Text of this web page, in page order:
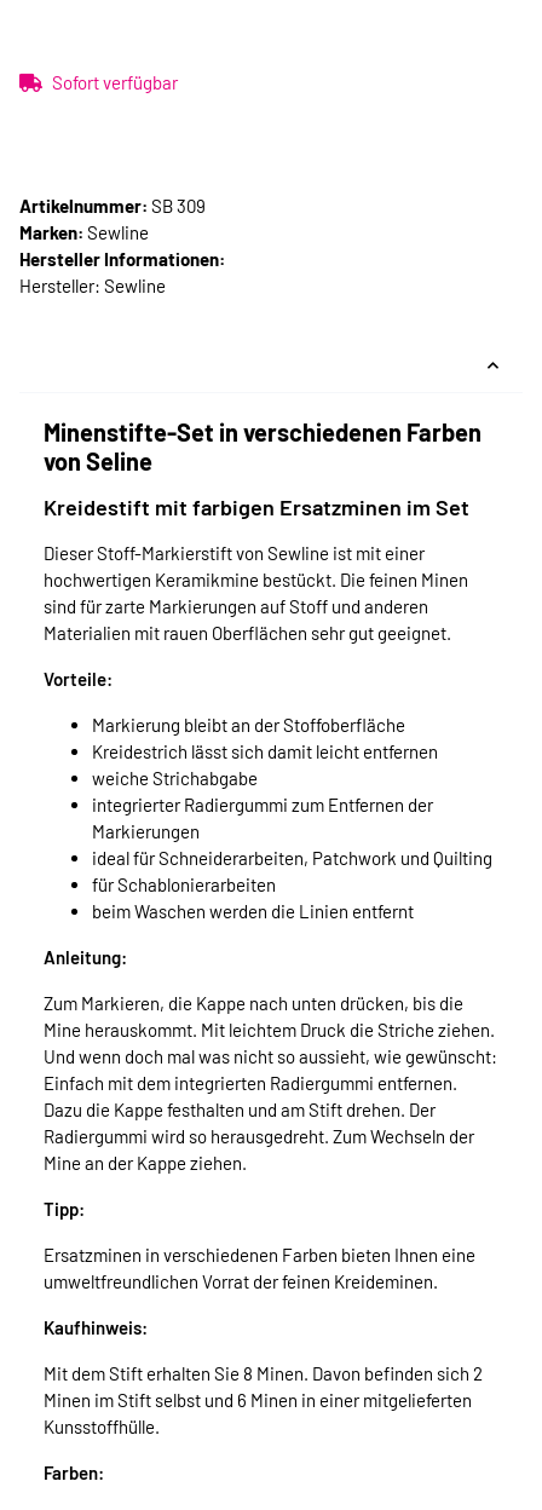
Sofort verfügbar
Artikelnummer: SB 309
Marken: Sewline
Hersteller Informationen:
Hersteller: Sewline
Minenstifte-Set in verschiedenen Farben
von Seline
Kreidestift mit farbigen Ersatzminen im Set
Dieser Stoff-Markierstift von Sewline ist mit einer
hochwertigen Keramikmine bestückt. Die feinen Minen
sind für zarte Markierungen auf Stoff und anderen
Materialien mit rauen Oberflächen sehr gut geeignet.
Vorteile:
Markierung bleibt an der Stoffoberfläche
Kreidestrich lässt sich damit leicht entfernen
weiche Strichabgabe
integrierter Radiergummi zum Entfernen der
Markierungen
ideal für Schneiderarbeiten, Patchwork und Quilting
für Schablonierarbeiten
beim Waschen werden die Linien entfernt
Anleitung:
Zum Markieren, die Kappe nach unten drücken, bis die
Mine herauskommt. Mit leichtem Druck die Striche ziehen.
Und wenn doch mal was nicht so aussieht, wie gewünscht:
Einfach mit dem integrierten Radiergummi entfernen.
Dazu die Kappe festhalten und am Stift drehen. Der
Radiergummi wird so herausgedreht. Zum Wechseln der
Mine an der Kappe ziehen.
Tipp:
Ersatzminen in verschiedenen Farben bieten Ihnen eine
umweltfreundlichen Vorrat der feinen Kreideminen.
Kaufhinweis:
Mit dem Stift erhalten Sie 8 Minen. Davon befinden sich 2
Minen im Stift selbst und 6 Minen in einer mitgelieferten
Kunsstoffhülle.
Farben: